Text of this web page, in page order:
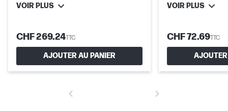
VOIR PLUS
CHF 269.24TTC
AJOUTER AU PANIER
VOIR PLUS
CHF 72.69TTC